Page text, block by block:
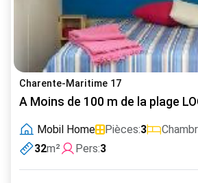
Charente-Maritime 17
A Moins de 100 m de la plage
Mobil Home Pièces:3
32m² Pers:3